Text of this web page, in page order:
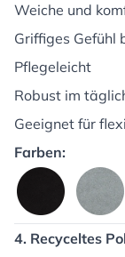
Weiche und
Griffiges Gefühl
Pflegeleicht
Robust im
Geeignet für
Farben:
4. Recyceltes